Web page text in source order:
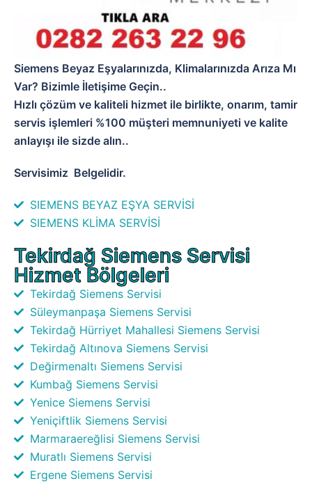
Siemens Beyaz Eşyalarınızda, Klimalarınızda Arıza Mı
Var? Bizimle İletişime Geçin..
Hızlı çözüm ve kaliteli hizmet ile birlikte, onarım, tamir
servis işlemleri %100 müşteri memnuniyeti ve kalite
anlayışı ile sizde alın..
Servisimiz Belgelidir.
SIEMENS BEYAZ EŞYA SERVİSİ
SIEMENS KLİMA SERVİSİ
Tekirdağ Siemens Servisi
Hizmet Bölgeleri
Tekirdağ Siemens Servisi
Süleymanpaşa Siemens Servisi
Tekirdağ Hürriyet Mahallesi Siemens Servisi
Tekirdağ Altınova Siemens Servisi
Değirmenaltı Siemens Servisi
Kumbağ Siemens Servisi
Yenice Siemens Servisi
Yeniçiftlik Siemens Servisi
Marmaraereğlisi Siemens Servisi
Muratlı Siemens Servisi
Ergene Siemens Servisi